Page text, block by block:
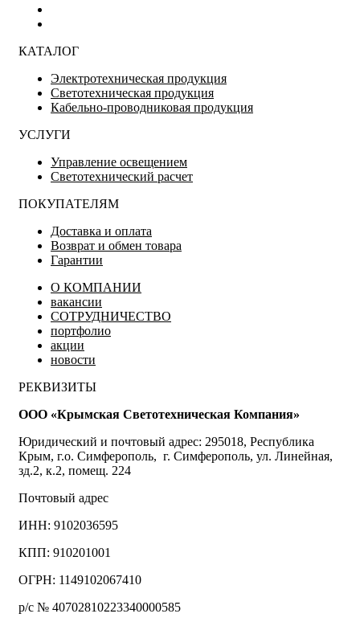
КАТАЛОГ
Электротехническая продукция
Светотехническая продукция
Кабельно-проводниковая продукция
УСЛУГИ
Управление освещением
Светотехнический расчет
ПОКУПАТЕЛЯМ
Доставка и оплата
Возврат и обмен товара
Гарантии
О КОМПАНИИ
вакансии
СОТРУДНИЧЕСТВО
портфолио
акции
новости
РЕКВИЗИТЫ
ООО «Крымская Светотехническая Компания»
Юридический и почтовый адрес: 295018, Республика
Крым, г.о. Симферополь, г. Симферополь, ул. Линейная,
зд.2, к.2, помещ. 224
Почтовый адрес
ИНН: 9102036595
КПП: 910201001
ОГРН: 1149102067410
р/с № 40702810223340000585